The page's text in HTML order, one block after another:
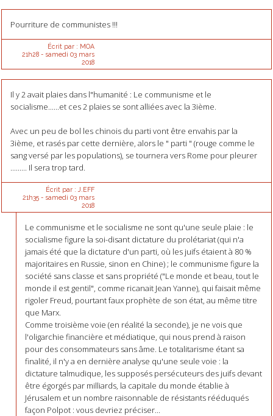
Pourriture de communistes !!!
Écrit par : MOA
21h28- samedi 03 mars
2018
Il y 2 avait plaies dans l"humanité : Le communisme et le
socialisme......et ces 2 plaies se sont alliées avec la 3ième.
Avec un peu de bol les chinois du parti vont être envahis par la
3ième, et rasés par cette dernière, alors le " parti " (rouge comme le
sang versé par les populations), se tournera vers Rome pour pleurer
......... Il sera trop tard.
Écrit par : J.EFF
21h35- samedi 03 mars
2018
Le communisme et le socialisme ne sont qu'une seule plaie : le
socialisme figure la soi-disant dictature du prolétariat (qui n'a
jamais été que la dictature d'un parti, où les juifs étaient à 80 %
majoritaires en Russie, sinon en Chine) ; le communisme figure la
société sans classe et sans propriété ("Le monde et beau, tout le
monde il est gentil", comme ricanait Jean Yanne), qui faisait même
rigoler Freud, pourtant faux prophète de son état, au même titre
que Marx.
Comme troisième voie (en réalité la seconde), je ne vois que
l'oligarchie financière et médiatique, qui nous prend à raison
pour des consommateurs sans âme. Le totalitarisme étant sa
finalité, il n'y a en dernière analyse qu'une seule voie : la
dictature talmudique, les supposés persécuteurs des juifs devant
être égorgés par milliards, la capitale du monde établie à
Jérusalem et un nombre raisonnable de résistants rééduqués
façon Polpot : vous devriez préciser...